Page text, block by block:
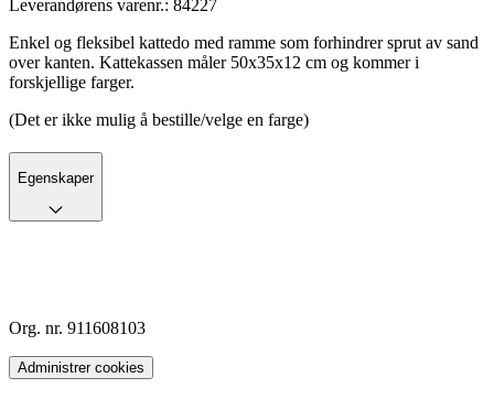
Leverandørens varenr.: 84227
Enkel og fleksibel kattedo med ramme som forhindrer sprut av sand
over kanten. Kattekassen måler 50x35x12 cm og kommer i
forskjellige farger.
(Det er ikke mulig å bestille/velge en farge)
Egenskaper
Org. nr. 911608103
Administrer cookies